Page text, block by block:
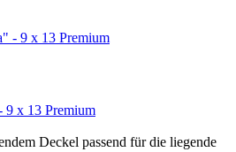
9 x 13 Premium
Deckel passend für die liegende